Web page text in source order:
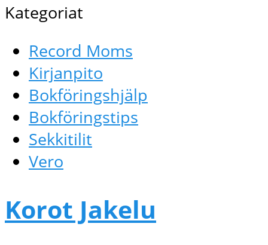
Kategoriat
Record Moms
Kirjanpito
Bokföringshjälp
Bokföringstips
Sekkitilit
Vero
Korot Jakelu